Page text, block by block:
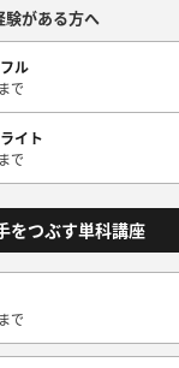
験がある方へ
ル
で
イト
で
をつぶす単科講座
で